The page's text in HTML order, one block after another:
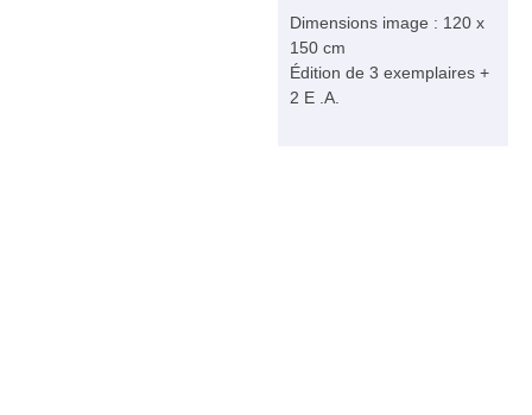
Dimensions image : 120 x
150 cm
Édition de 3 exemplaires +
2 E .A.